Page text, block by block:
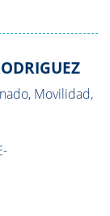
Movilidad,